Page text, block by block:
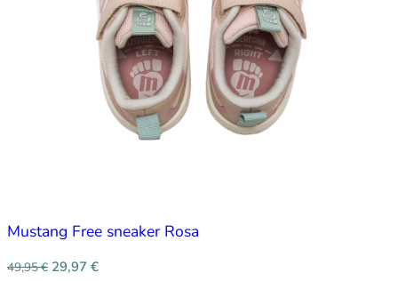
Mustang Free sneaker Rosa
49,95€ 29,97 €